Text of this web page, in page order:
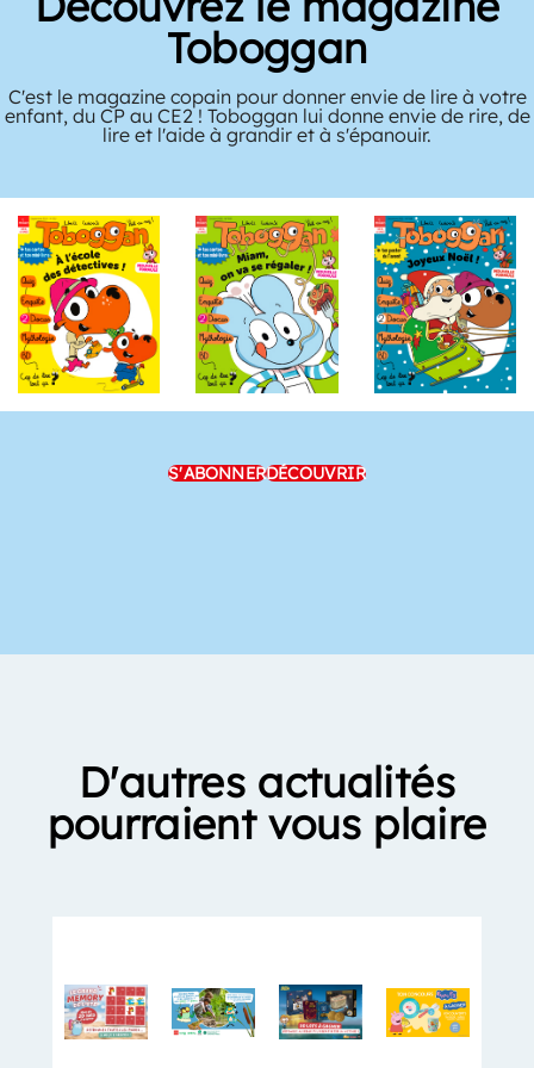
Toboggan
C'est le magazine copain pour donner envie de lire à votre
enfant, du CP au CE2 ! Toboggan lui donne envie de rire, de
lire et l'aide à grandir et à s'épanouir.
S'ABONNERDÉCOUVRIR
D'autres actualités
pourraient vous plaire